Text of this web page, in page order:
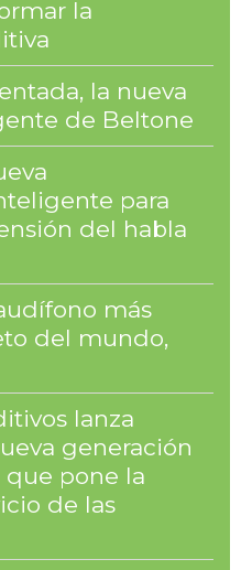
la
la nueva
de Beltone
para
del habla
más
del mundo,
lanza
generación
pone la
de las